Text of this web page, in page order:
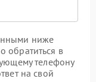
ниже
обратиться в
телефону
на свой